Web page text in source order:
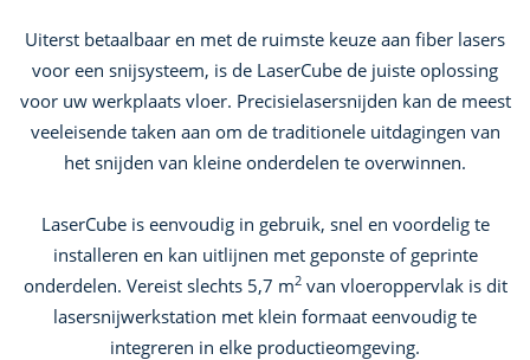
Uiterst betaalbaar en met de ruimste keuze aan fiber lasers
voor een snijsysteem, is de LaserCube de juiste oplossing
voor uw werkplaats vloer. Precisielasersnijden kan de meest
veeleisende taken aan om de traditionele uitdagingen van
het snijden van kleine onderdelen te overwinnen.
LaserCube is eenvoudig in gebruik, snel en voordelig te
installeren en kan uitlijnen met geponste of geprinte
onderdelen. Vereist slechts 5,7 m2van vloeroppervlak is dit
lasersnijwerkstation met klein formaat eenvoudig te
integreren in elke productieomgeving.